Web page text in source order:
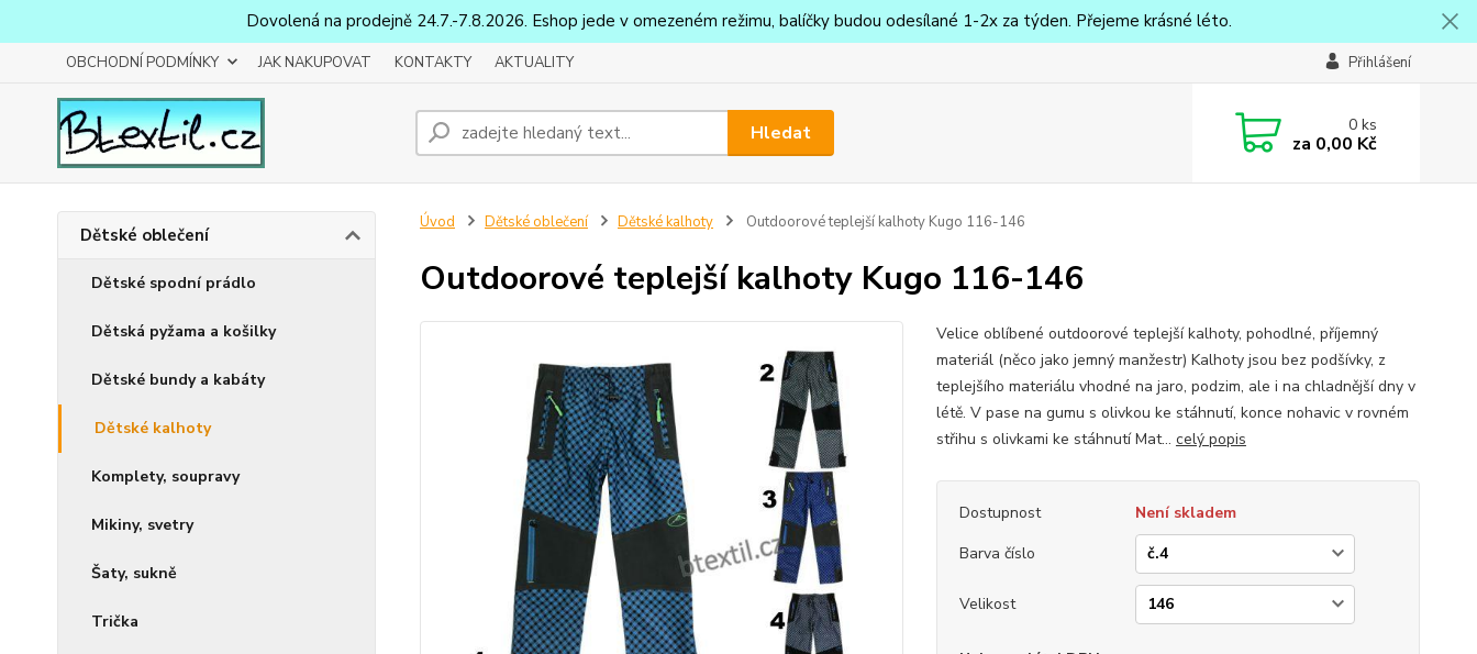
Dovolená na prodejně 24.7.-7.8.2026. Eshop jede v omezeném režimu, balíčky budou odesílané 1-2x za týden. Přejeme krásné léto.
OBCHODNÍ PODMÍNKY JAK NAKUPOVAT KONTAKTY AKTUALITY Přihlášení
Hledat 0ks
za 0,00 Kč
Dětské oblečení
Dětské spodní prádlo
Dětská pyžama a košilky
Dětské bundy a kabáty
Dětské kalhoty
Komplety, soupravy
Mikiny, svetry
Šaty, sukně
Trička
Úvod Dětské oblečení Dětské kalhoty Outdoorové teplejší kalhoty Kugo 116-146
Outdoorové teplejší kalhoty Kugo 116-146
Velice oblíbené outdoorové teplejší kalhoty, pohodlné, příjemný
materiál (něco jako jemný manžestr) Kalhoty jsou bez podšívky, z
teplejšího materiálu vhodné na jaro, podzim, ale i na chladnější dny v
létě. V pase na gumu s olivkou ke stáhnutí, konce nohavic v rovném
střihu s olivkami ke stáhnutí Mat... celý popis
Dostupnost
Není skladem
Barva číslo
Velikost